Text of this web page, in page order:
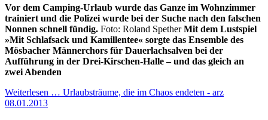
Vor dem Camping-Urlaub wurde das Ganze im Wohnzimmer
trainiert und die Polizei wurde bei der Suche nach den falschen
Nonnen schnell fündig. Foto: Roland SpetherMit dem Lustspiel
»Mit Schlafsack und Kamillentee« sorgte das Ensemble des
Mösbacher Männerchors für Dauerlachsalven bei der
Aufführung in der Drei-Kirschen-Halle – und das gleich an
zwei Abenden
Weiterlesen … Urlaubsträume, die im Chaos endeten - arz
08.01.2013